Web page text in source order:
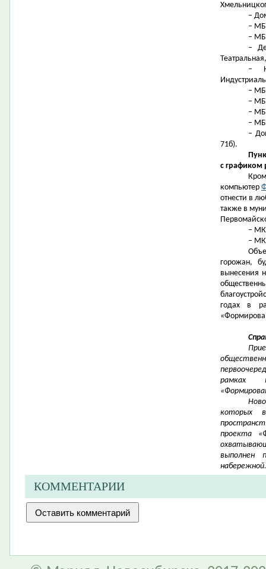
–
–
–
–
–
–
–
–
–
–
71б).
с графиком
компьютер
отнести в
также в
–
–
горожан,
вынесения
годах в
рамках
которых
проекта
выполнен
набережной.
КОММЕНТАРИИ